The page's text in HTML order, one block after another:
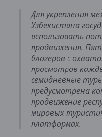
Для укрепления
Узбекистана
использовать
продвижения.
блогеров с
просмотров
семидневные
предусмотрена
продвижение
мировых
платформах.